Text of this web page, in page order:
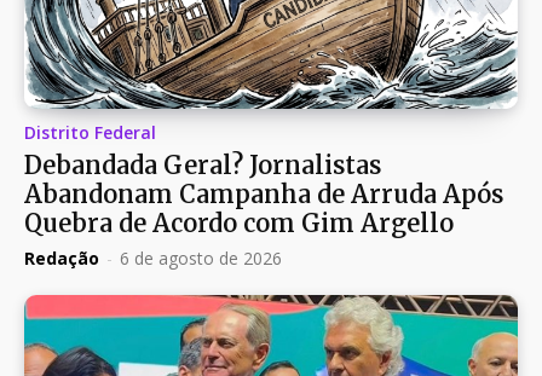
Distrito Federal
Debandada Geral? Jornalistas
Abandonam Campanha de Arruda Após
Quebra de Acordo com Gim Argello
Redação - 6 de agosto de 2026